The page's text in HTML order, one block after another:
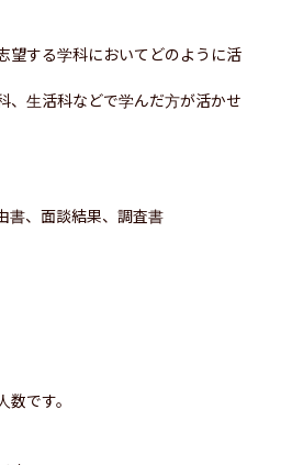
望する学科においてどのように活
、生活科などで学んだ方が活かせ
書、面談結果、調査書
です。